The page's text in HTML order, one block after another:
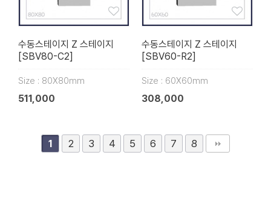
수동스테이지 Z 스테이지
[SBV80-C2]
Size : 80X80mm
511,000
수동스테이지 Z 스테이지
[SBV60-R2]
Size : 60X60mm
308,000
1 2 3 4 5 6 7 8